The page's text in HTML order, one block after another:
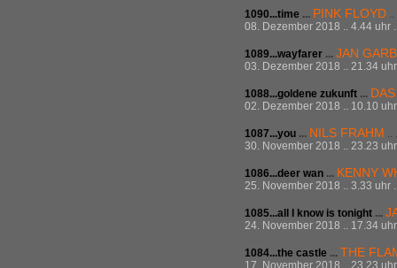
1090...time ... PINK FLOYD
08. Dezember 2018 .. 4.44 uhr
1089...wayfarer ... JAN
03. Dezember 2018 .. 21.34
1088...goldene zukunft ...
02. Dezember 2018 .. 10.10
1087...you ... NILS FRAHM ..
30. November 2018 .. 23.23
1086...deer wan ... KENNY
25. November 2018 .. 3.33 uhr
1085...all I know is tonight ...
24. November 2018 .. 17.34
1084...the castle ... THE
17. November 2018 .. 23.23